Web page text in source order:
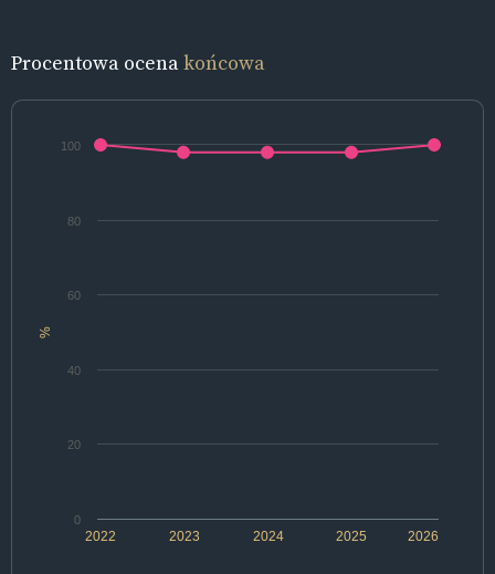
Procentowa ocenakońcowa
%
2022 2024 2026
2023 2025
0
20
40
60
80
100